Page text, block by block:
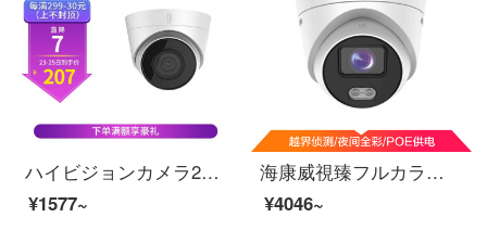
ハイビジョンカメラ200万監視1080 Pネットワークハイビジョン監視カメラPOE赤外線夜間テレビ30メートル半球カメラ2.8 MM焦点距離DS-PC-12-I
¥1577~
海康威視臻フルカラーカメラ400万高清フルカラー夜視半球カメラPOE監視カメラ付きDS-2347 FWD-LS 4 mm
¥4046~